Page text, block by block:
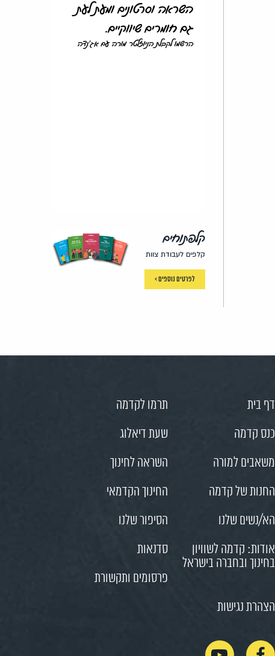
השראה וסרטונים ומעת לעת
גם חומרים שיווקיים.
הרשמו לקבלת הניוזלטר מורה עם אג'נדה
קלפתוחים
קלפים לעבודת צוות
לפרטים נוספים >
דף בית
תרמו לקדמה
כנס קדמה
שעת דיאלוג
משאבים למורה
השראה לחינוך
החנות של קדמה
החינוך הקדמאי
הא/נשים שלנו
הסיפור שלנו
אודות: קדמה לשוויון
בחינוך ובחברה בישראל
סדנאות
פרסומים ותקשורת
הצהרת נגישות